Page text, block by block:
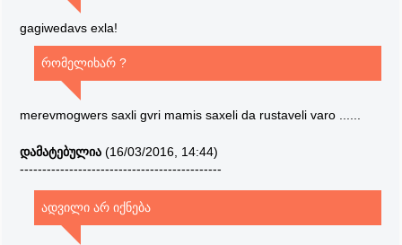
gagiwedavs exla!
რომელიხარ ?
merevmogwers saxli gvri mamis saxeli da rustaveli varo ......
დამატებულია (16/03/2016, 14:44)
---------------------------------------------
ადვილი არ იქნება